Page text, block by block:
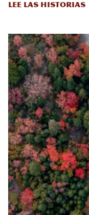
LEE LAS HISTORIAS